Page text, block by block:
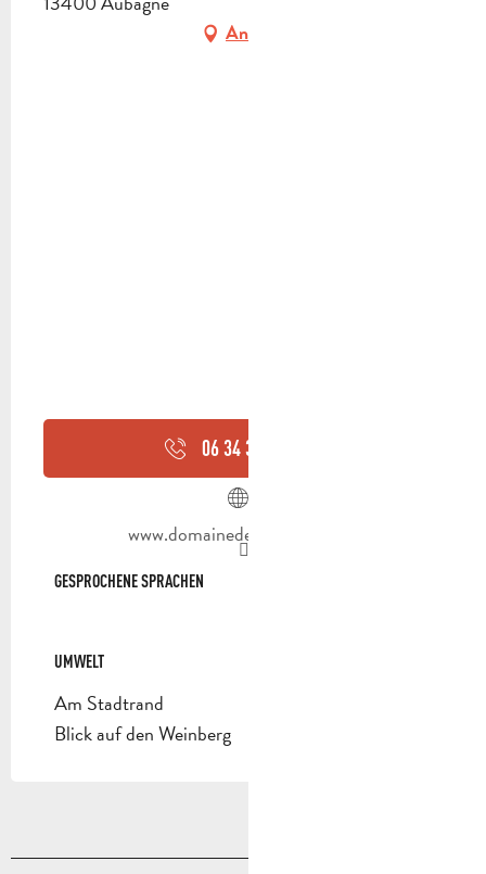
Anfahrt
06 34 35 00
www.domainedecarnavan.com
GESPROCHENE SPRACHEN
GESPROCHENE SPRACHEN
UMWELT
UMWELT
Am Stadtrand
Blick auf den Weinberg